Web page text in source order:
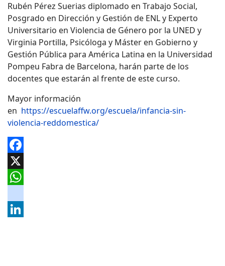
Rubén Pérez Suerias diplomado en Trabajo Social,
Posgrado en Dirección y Gestión de ENL y Experto
Universitario en Violencia de Género por la UNED y
Virginia Portilla, Psicóloga y Máster en Gobierno y
Gestión Pública para América Latina en la Universidad
Pompeu Fabra de Barcelona, harán parte de los
docentes que estarán al frente de este curso.
Mayor información
en https://escuelaffw.org/escuela/infancia-sin-
violencia-reddomestica/
Facebook
X
instagram